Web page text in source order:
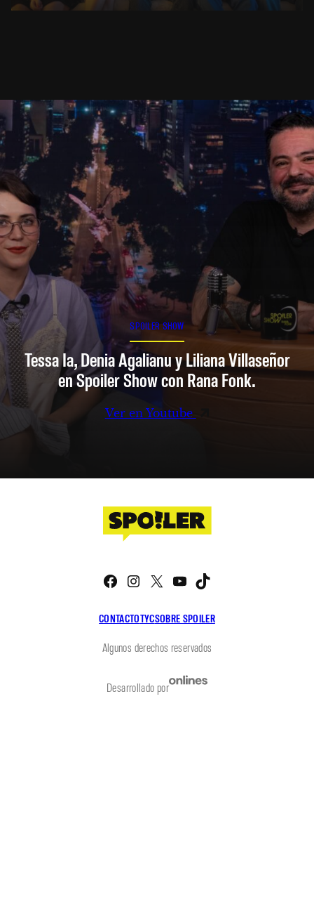
SPOILER SHOW
Tessa Ia, Denia Agalianu y Liliana Villaseñor
en Spoiler Show con Rana Fonk.
Ver en Youtube
CONTACTOTYCSOBRE SPOILER
Facebook
Instagram
X YouTube
Algunos derechos reservados
Desarrollado por